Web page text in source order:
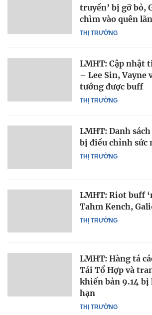
THỊ TRƯỜNG
truyền’ bị gỡ bỏ,
chìm vào quên
THỊ TRƯỜNG
LMHT: Cập nhật
– Lee Sin, Vayne
tướng được buff
THỊ TRƯỜNG
LMHT: Danh
bị điều chỉnh sức
THỊ TRƯỜNG
LMHT: Riot buff
Tahm Kench,
THỊ TRƯỜNG
LMHT: Hàng tá
Tái Tổ Hợp và
khiến bản 9.14
hạn